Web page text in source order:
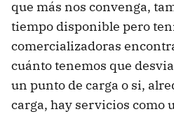
que más nos convenga,
tiempo disponible pero
comercializadoras
cuánto tenemos que
un punto de carga o si,
carga, hay servicios como